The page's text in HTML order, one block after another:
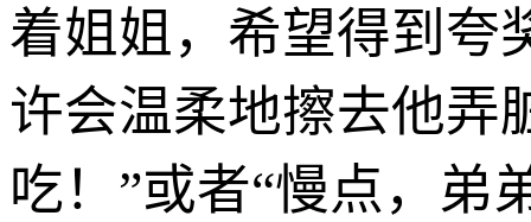
着姐姐，希望得到夸
许会温柔地擦去他弄
吃！”或者“慢点，弟